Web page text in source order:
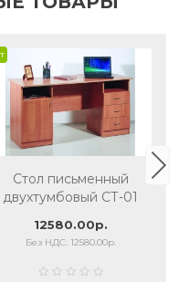
Стол письменный
двухтумбовый СТ-01
12580.00р.
Без НДС: 12580.00р.